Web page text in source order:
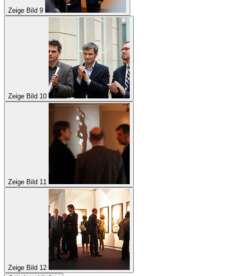
Zeige Bild 9
Zeige Bild 10
Zeige Bild 11
Zeige Bild 12